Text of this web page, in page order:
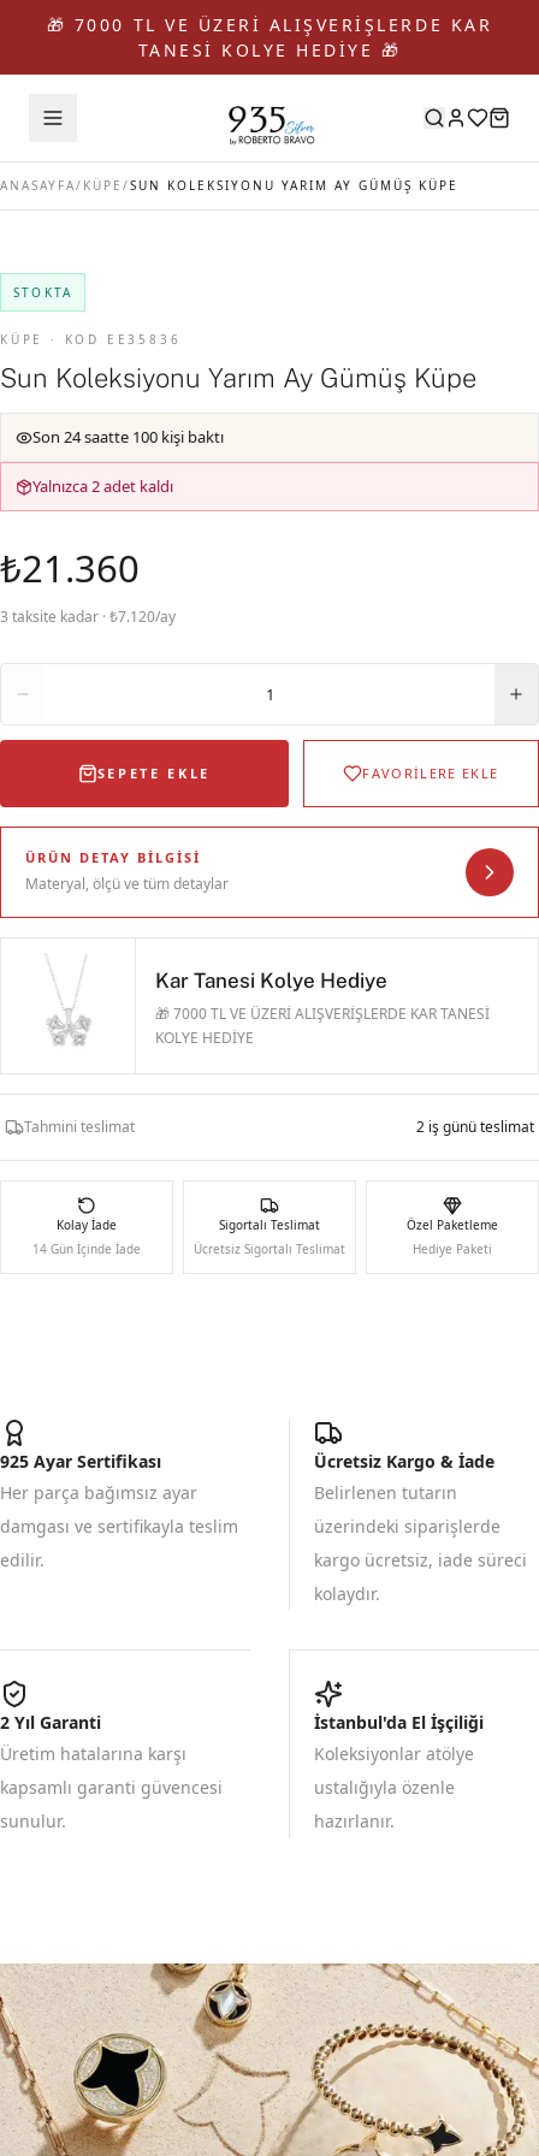
🎁 7000 TL VE ÜZERİ ALIŞVERİŞLERDE KAR
TANESİ KOLYE HEDİYE 🎁
ANASAYFA/ KÜPE /SUN KOLEKSIYONU YARIM AY GÜMÜŞ KÜPE
STOKTA
KÜPE · KOD EE35836
Sun Koleksiyonu Yarım Ay Gümüş Küpe
Son 24 saatte 100 kişi baktı
Yalnızca 2 adet kaldı
₺21.360
3 taksite kadar · ₺7.120/ay
1
SEPETE EKLE FAVORİLERE EKLE
ÜRÜN DETAY BILGISI
Materyal, ölçü ve tüm detaylar
Kar Tanesi Kolye Hediye
🎁 7000 TL VE ÜZERİ ALIŞVERİŞLERDE KAR TANESİ
KOLYE HEDİYE
Tahmini teslimat 2 iş günü teslimat
Kolay İade
14 Gün İçinde İade
Sigortalı Teslimat
Ücretsiz Sigortalı Teslimat
Özel Paketleme
Hediye Paketi
925 Ayar Sertifikası
Her parça bağımsız ayar
damgası ve sertifikayla teslim
edilir.
Ücretsiz Kargo & İade
Belirlenen tutarın
üzerindeki siparişlerde
kargo ücretsiz, iade süreci
kolaydır.
2 Yıl Garanti
Üretim hatalarına karşı
kapsamlı garanti güvencesi
sunulur.
İstanbul'da El İşçiliği
Koleksiyonlar atölye
ustalığıyla özenle
hazırlanır.